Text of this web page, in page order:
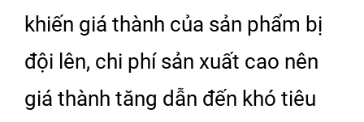
khiến giá thành của sản phẩm bị
đội lên, chi phí sản xuất cao nên
giá thành tăng dẫn đến khó tiêu